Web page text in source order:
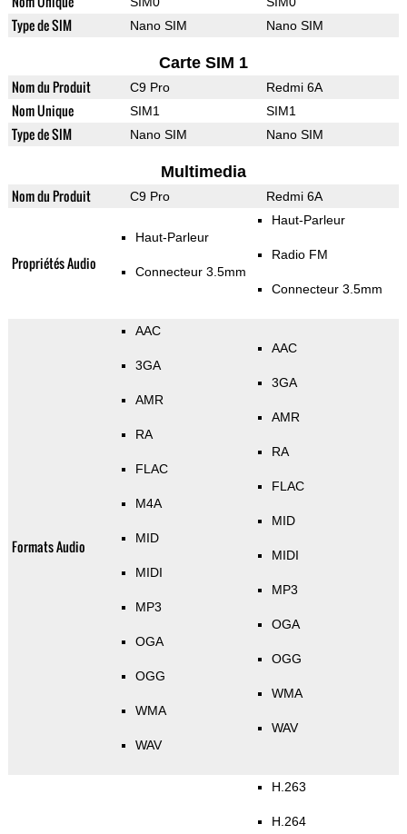
Type de SIM Nano SIM Nano SIM
Carte SIM 1
Nom du Produit C9 Pro Redmi 6A
Nom Unique SIM1 SIM1
Type de SIM Nano SIM Nano SIM
Multimedia
Nom du Produit C9 Pro Redmi 6A
Propriétés Audio
Haut-Parleur
Connecteur 3.5mm
Haut-Parleur
Radio FM
Connecteur 3.5mm
Formats Audio
AAC
3GA
AMR
RA
FLAC
M4A
MID
MIDI
MP3
OGA
OGG
WMA
WAV
AAC
3GA
AMR
RA
FLAC
MID
MIDI
MP3
OGA
OGG
WMA
WAV
H.263
H.264